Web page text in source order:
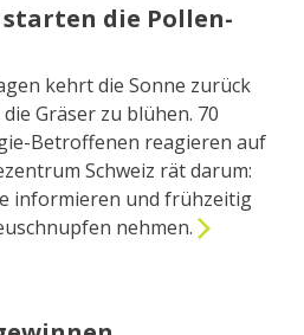
die Pollen-
kehrt die Sonne zurück
Gräser zu blühen. 70
Betroffenen reagieren auf
Schweiz rät darum:
informieren und frühzeitig
nehmen.